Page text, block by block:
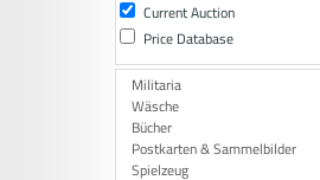
Current Auction
Price Database
Militaria
Wäsche
Bücher
Postkarten & Sammelbilder
Spielzeug